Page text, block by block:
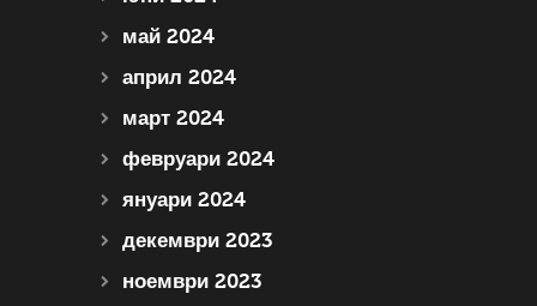
май 2024
април 2024
март 2024
февруари 2024
януари 2024
декември 2023
ноември 2023